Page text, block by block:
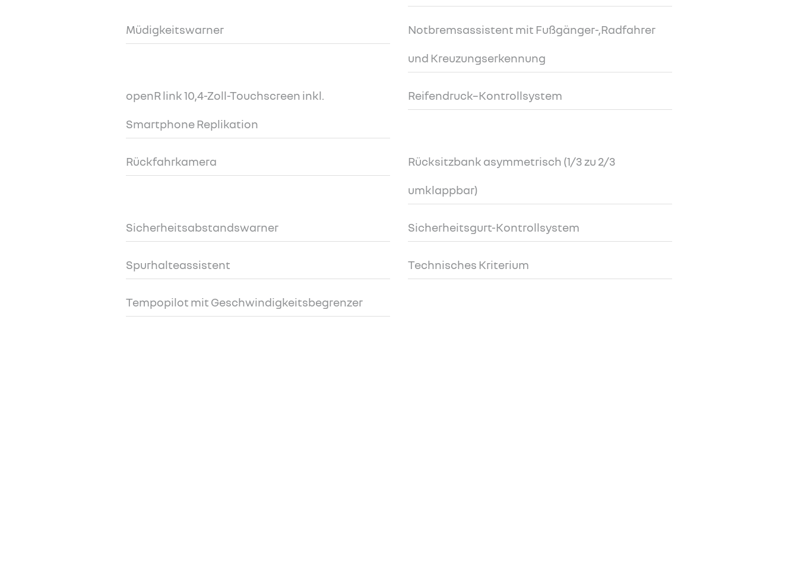
Müdigkeitswarner Notbremsassistent mit Fußgänger-,Radfahrer
und Kreuzungserkennung
openR link 10,4-Zoll-Touchscreen inkl.
Smartphone Replikation
Reifendruck–Kontrollsystem
Rückfahrkamera Rücksitzbank asymmetrisch (1/3 zu 2/3
umklappbar)
Sicherheitsabstandswarner Sicherheitsgurt-Kontrollsystem
Spurhalteassistent Technisches Kriterium
Tempopilot mit Geschwindigkeitsbegrenzer